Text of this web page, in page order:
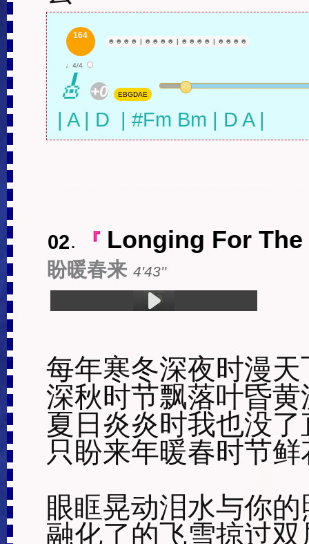
164
☻ ☻ ☻ ☻ | ☻ ☻ ☻ ☻ | ☻ ☻ ☻ ☻ | ☻ ☻ ☻ ☻
♩4/4
🎸 +0 EBGDAE
| A | D  | #Fm Bm | D A |
02. 『 Longing For
盼暖春来 4'43''
每年寒冬深夜时漫天
深秋时节飘落叶昏黄
夏日炎炎时我也没了
只盼来年暖春时节
眼眶晃动泪水与你的
融化了的飞雪掠过双